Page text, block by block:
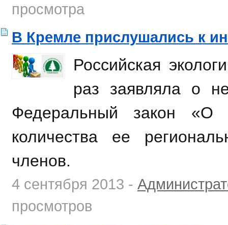
просмотра
В Кремле прислушались к
Российская
раз заявляла о
Федеральный закон «О
количества ее
членов.
4 сентября 2013 -
просмотров